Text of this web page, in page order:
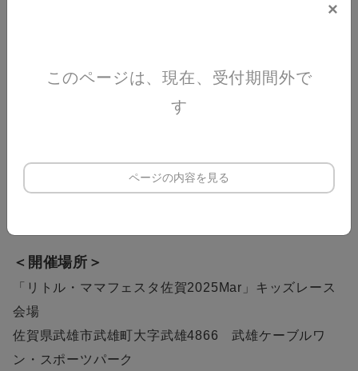
3月15日(土) ①10:30～ ②13:30〜
・パカポコレース
＜開催場所＞
「リトル・ママフェスタ 佐賀2025Mar 」キッズレース
会場
佐賀県武雄市武雄町大字武雄4866 武雄ケーブルワ
ン・スポーツパーク
×
このページは、現在、受付期間外で
す
ページの内容を見る